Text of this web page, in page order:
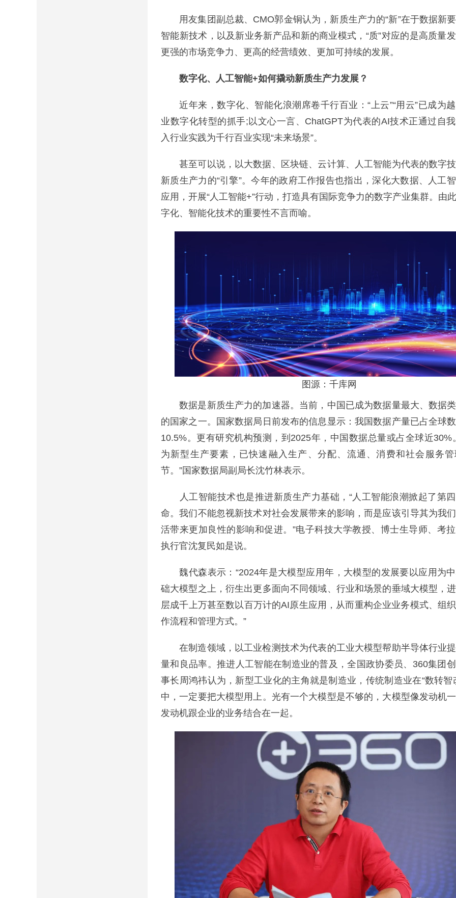
用友集团副总裁、CMO郭金铜认为，新质生产力的“新”在于数据新
智能新技术，以及新业务新产品和新的商业模式，“质”对应的是高质量
更强的市场竞争力、更高的经营绩效、更加可持续的发展。
数字化、人工智能+如何撬动新质生产力发展？
近年来，数字化、智能化浪潮席卷千行百业：“上云”“用云”已成为
业数字化转型的抓手;以文心一言、ChatGPT为代表的AI技术正通过自
入行业实践为千行百业实现“未来场景”。
甚至可以说，以大数据、区块链、云计算、人工智能为代表的数字
新质生产力的“引擎”。今年的政府工作报告也指出，深化大数据、人工
应用，开展“人工智能+”行动，打造具有国际竞争力的数字产业集群。由
字化、智能化技术的重要性不言而喻。
图源：千库网
数据是新质生产力的加速器。当前，中国已成为数据量最大、数据
的国家之一。国家数据局日前发布的信息显示：我国数据产量已占全球
10.5%。更有研究机构预测，到2025年，中国数据总量或占全球近30%
为新型生产要素，已快速融入生产、分配、流通、消费和社会服务
节。”国家数据局副局长沈竹林表示。
人工智能技术也是推进新质生产力基础，“人工智能浪潮掀起了第
命。我们不能忽视新技术对社会发展带来的影响，而是应该引导其为我
活带来更加良性的影响和促进。”电子科技大学教授、博士生导师、考
执行官沈复民如是说。
魏代森表示：“2024年是大模型应用年，大模型的发展要以应用为
础大模型之上，衍生出更多面向不同领域、行业和场景的垂域大模型，
层成千上万甚至数以百万计的AI原生应用，从而重构企业业务模式、组
作流程和管理方式。”
在制造领域，以工业检测技术为代表的工业大模型帮助半导体行业
量和良品率。推进人工智能在制造业的普及，全国政协委员、360集团
事长周鸿祎认为，新型工业化的主角就是制造业，传统制造业在“数转智
中，一定要把大模型用上。光有一个大模型是不够的，大模型像发动机
发动机跟企业的业务结合在一起。